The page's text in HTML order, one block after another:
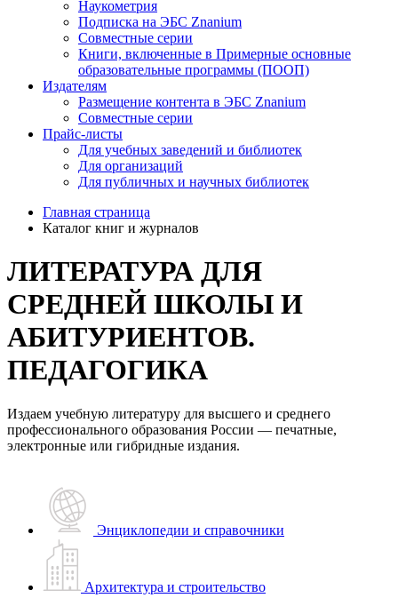
Наукометрия
Подписка на ЭБС Znanium
Совместные серии
Книги, включенные в Примерные основные
образовательные программы (ПООП)
Издателям
Размещение контента в ЭБС Znanium
Совместные серии
Прайс-листы
Для учебных заведений и библиотек
Для организаций
Для публичных и научных библиотек
Главная страница
Каталог книг и журналов
ЛИТЕРАТУРА ДЛЯ
СРЕДНЕЙ ШКОЛЫ И
АБИТУРИЕНТОВ.
ПЕДАГОГИКА
Издаем учебную литературу для высшего и среднего
профессионального образования России — печатные,
электронные или гибридные издания.
Энциклопедии и справочники
Архитектура и строительство